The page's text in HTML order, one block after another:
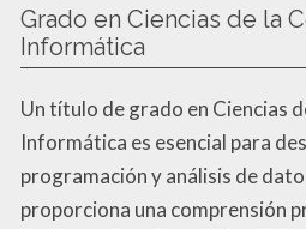
Grado en Ciencias de la
Informática
Un título de grado en Ciencias
Informática es esencial para
programación y análisis de
proporciona una comprensión